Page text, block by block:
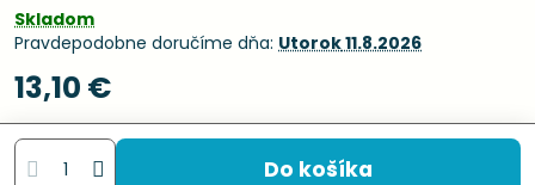
Skladom
Pravdepodobne doručíme dňa: Utorok11.8.2026
13,10 €
Do košíka